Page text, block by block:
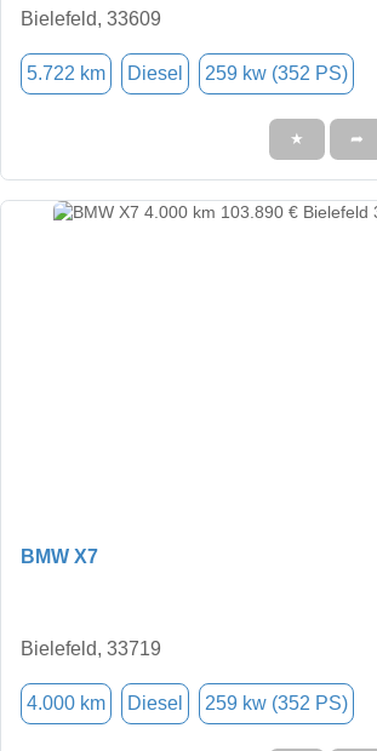
Bielefeld, 33609
5.722 km Diesel 259 kw (352 PS)
★ ➦
BMW X7
Bielefeld, 33719
4.000 km Diesel 259 kw (352 PS)